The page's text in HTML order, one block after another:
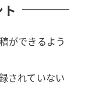
ができるよう
されていない